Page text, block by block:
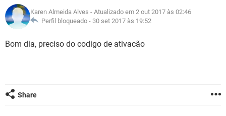
GUIA DE COMPRAS
INSTAGRAM GMAIL
GUIA DE COMPRAS
CELULAR
OUTLOOK EXCEL
INSTAGRAM GMAIL
JOGOS WHATSAPP
CELULAR
OUTLOOK EXCEL
GLOSSÁRIO
JOGOS WHATSAPP
INSTAGRAM
Karen Almeida Alves - Atualizado em 2 out 2017 às 02:46
Perfil bloqueado - 30 set 2017 às 19:52
Bom dia, preciso do codigo de ativacão
Share